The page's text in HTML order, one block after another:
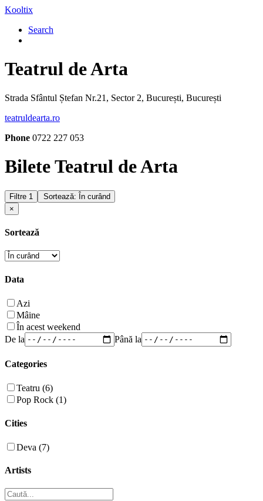
Kooltix
Search
Teatrul de Arta
Strada Sfântul Ștefan Nr.21, Sector 2, București, București
teatruldearta.ro
Phone 0722 227 053
Bilete Teatrul de Arta
Filtre 1
Sortează: În curând
×
Sortează
Data
Azi
Mâine
În acest weekend
De la
Până la
Categories
Teatru (6)
Pop Rock (1)
Cities
Deva (7)
Artists